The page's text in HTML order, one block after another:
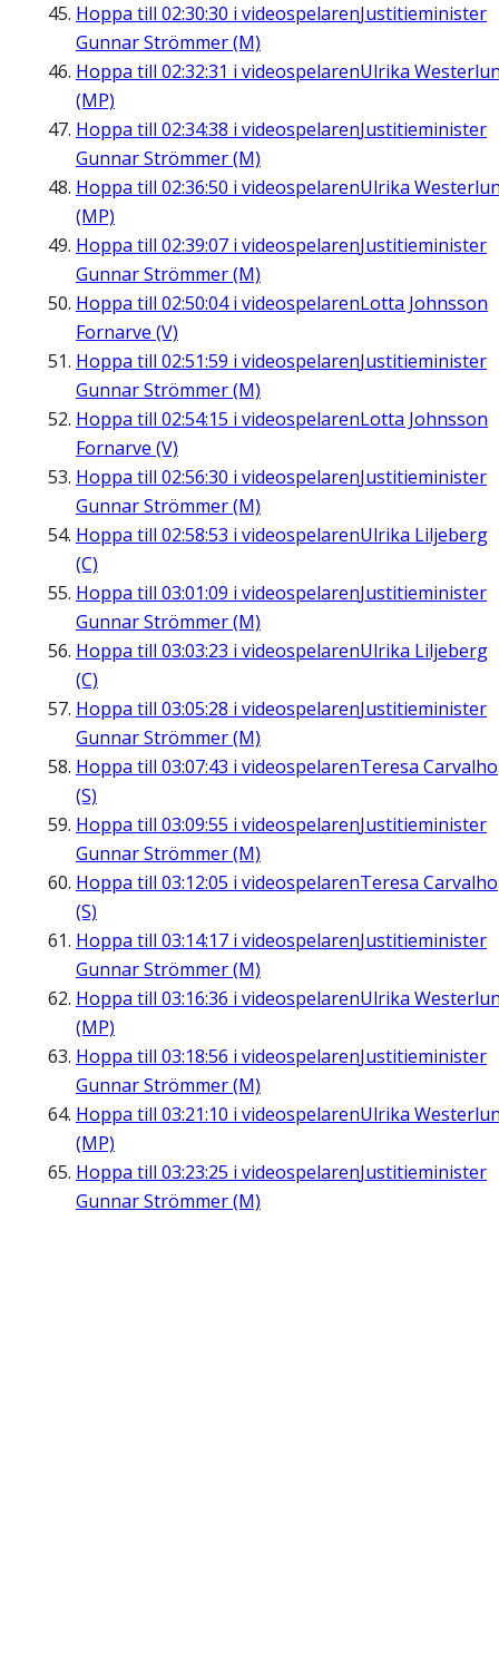
Hoppa till 02:30:30 i videospelarenJustitieminister
Gunnar Strömmer (M)
Hoppa till 02:32:31 i videospelarenUlrika
(MP)
Hoppa till 02:34:38 i videospelarenJustitieminister
Gunnar Strömmer (M)
Hoppa till 02:36:50 i videospelarenUlrika
(MP)
Hoppa till 02:39:07 i videospelarenJustitieminister
Gunnar Strömmer (M)
Hoppa till 02:50:04i videospelarenLotta Johnsson
Fornarve (V)
Hoppa till 02:51:59 i videospelarenJustitieminister
Gunnar Strömmer (M)
Hoppa till 02:54:15 i videospelarenLotta Johnsson
Fornarve (V)
Hoppa till 02:56:30 i videospelarenJustitieminister
Gunnar Strömmer (M)
Hoppa till 02:58:53 i videospelarenUlrika Liljeberg
(C)
Hoppa till 03:01:09 i videospelarenJustitieminister
Gunnar Strömmer (M)
Hoppa till 03:03:23 i videospelarenUlrika Liljeberg
(C)
Hoppa till 03:05:28 i videospelarenJustitieminister
Gunnar Strömmer (M)
Hoppa till 03:07:43 i videospelarenTeresa Carvalho
(S)
Hoppa till 03:09:55 i videospelarenJustitieminister
Gunnar Strömmer (M)
Hoppa till 03:12:05 i videospelarenTeresa Carvalho
(S)
Hoppa till 03:14:17 i videospelarenJustitieminister
Gunnar Strömmer (M)
Hoppa till 03:16:36 i videospelarenUlrika
(MP)
Hoppa till 03:18:56 i videospelarenJustitieminister
Gunnar Strömmer (M)
Hoppa till 03:21:10 i videospelarenUlrika
(MP)
Hoppa till 03:23:25 i videospelarenJustitieminister
Gunnar Strömmer (M)